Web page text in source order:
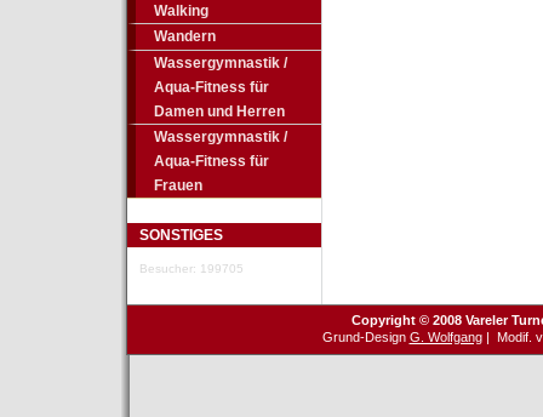
Walking
Wandern
Wassergymnastik /
Aqua-Fitness für
Damen und Herren
Wassergymnastik /
Aqua-Fitness für
Frauen
SONSTIGES
Besucher: 199705
Copyright © 2008 Vareler
Grund-Design G. Wolfgang| Modif.